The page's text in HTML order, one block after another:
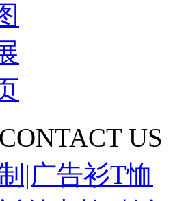
CONTACT US